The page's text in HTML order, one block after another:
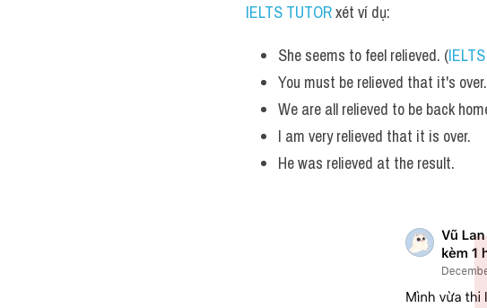
IELTS TUTOR xét ví dụ:
She seems to feel relieved. (
You must be relieved that it's
We are all relieved to be back
I am very relieved that it is over.
He was relieved at the result.